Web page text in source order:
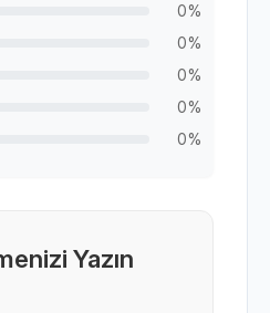
0%
0%
0%
0%
0%
Yazın